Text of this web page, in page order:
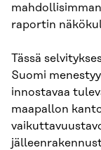
raportin
Tässä
Suomi
innostavaa
maapallon